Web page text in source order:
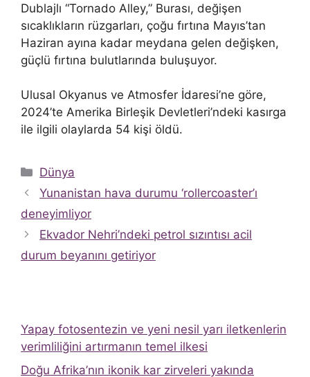
Dublajlı “Tornado Alley,” Burası, değişen
sıcaklıkların rüzgarları, çoğu fırtına Mayıs’tan
Haziran ayına kadar meydana gelen değişken,
güçlü fırtına bulutlarında buluşuyor.
Ulusal Okyanus ve Atmosfer İdaresi’ne göre,
2024’te Amerika Birleşik Devletleri’ndeki kasırga
ile ilgili olaylarda 54 kişi öldü.
Kategoriler
Dünya
Yunanistan hava durumu ‘rollercoaster’ı
deneyimliyor
Ekvador Nehri’ndeki petrol sızıntısı acil
durum beyanını getiriyor
Yapay fotosentezin ve yeni nesil yarı iletkenlerin
verimliliğini artırmanın temel ilkesi
Doğu Afrika’nın ikonik kar zirveleri yakında